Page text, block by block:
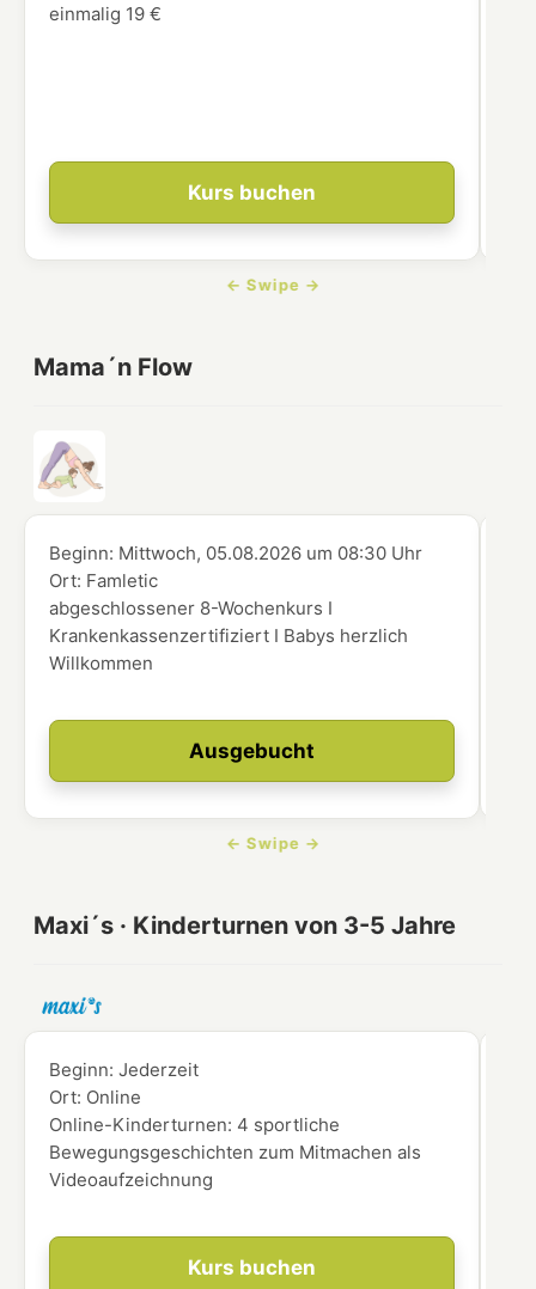
Kurs buchen
einmalig 19 €
Mama´n Flow
Ausgebucht
Beginn: Mittwoch, 05.08.2026 um 08:30 Uhr
Ort: Famletic
abgeschlossener 8-Wochenkurs I
Krankenkassenzertifiziert I Babys herzlich
Willkommen
Maxi´s · Kinderturnen von 3-5 Jahre
Kurs buchen
Beginn:Jederzeit
Ort: Online
Online-Kinderturnen: 4 sportliche
Bewegungsgeschichten zum Mitmachen als
Videoaufzeichnung